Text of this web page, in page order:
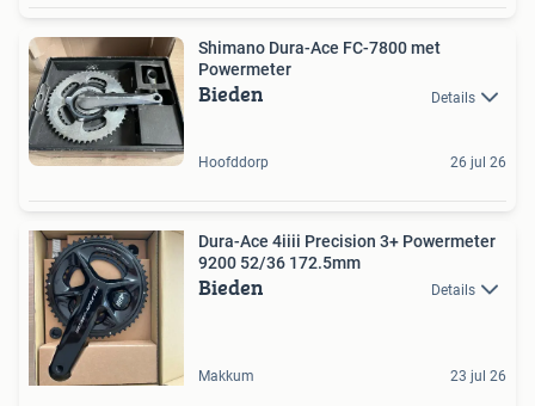
Shimano Dura-Ace FC-7800 met
Powermeter
Bieden Details
Hoofddorp 26 jul 26
Dura-Ace 4iiii Precision 3+ Powermeter
9200 52/36 172.5mm
Bieden Details
Makkum 23 jul 26